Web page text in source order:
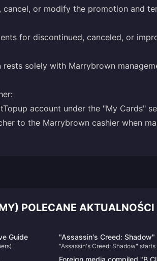
or modify the promotion and
for discontinued, canceled, or
solely with Marrybrown
account under the "My Cards"
to the Marrybrown cashier when
POLECANE AKTUALNOŚCI
Guide
"Assassin's Creed:
ultimate version can be
"Assassin's Creed: Shadow"
Foreign media compiled "B